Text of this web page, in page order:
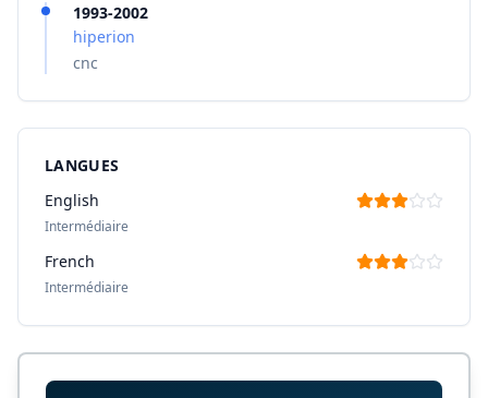
1993-2002
hiperion
cnc
LANGUES
English
Intermédiaire
French
Intermédiaire